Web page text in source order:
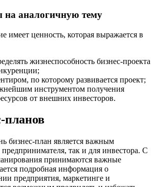
на аналогичную тему
имеет ценность, которая выражается в
жизнеспособность бизнес-проекта
по которому развивается проект;
инструментом получения
от внешних инвесторов.
планов
бизнес-план является важным
так и для инвестора. С
принимаются важные
подробная информация о
предприятия, маркетинге и